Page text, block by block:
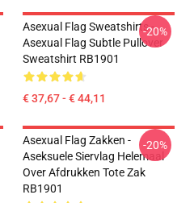
Asexual Flag Sweatshirts -
Asexual Flag Subtle Pullover
Sweatshirt RB1901
€ 37,67 - € 44,11
-20%
Asexual Flag Zakken -
Aseksuele Siervlag Helemaal
Over Afdrukken Tote Zak
RB1901
-20%